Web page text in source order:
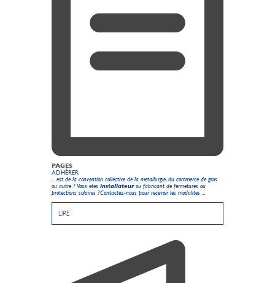
PAGES
ADHÉRER
... est de la convention collective de la metallurgie, du commerce de gros
ou autre ? Vous etes installateurou fabricant de fermetures ou
protections solaires ?Contactez-nous pour recevoir les modalites ...
LIRE